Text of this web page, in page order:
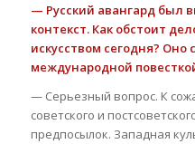
— Русский авангард был
контекст. Как обстоит
искусством сегодня? Оно
международной
— Серьезный вопрос. К
советского и
предпосылок. Западная